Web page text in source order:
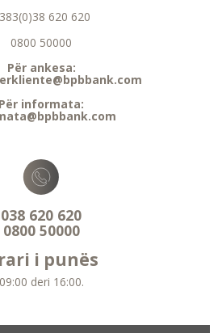
620 620
0800 50000
Për ankesa:
Për informata:
038 620 620
0800 50000
i punës
09:00 deri 16:00.